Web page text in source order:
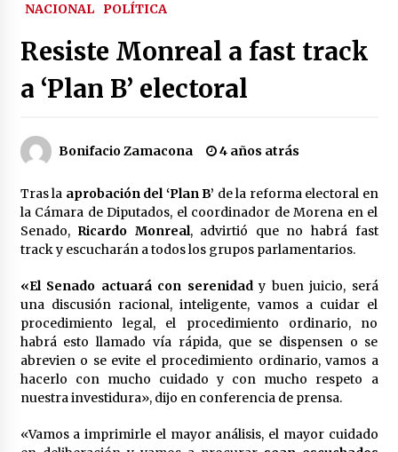
3 semanas atrás
Héctor Díaz-Polanco renuncia a la presidencia
3 semanas atrás
extremo en gran parte de México
Cae operador financiero del Cártel del Noreste
en Mérida; incautan 15 autos de lujo
3 semanas atrás
Detienen a funcionario por presunto homicidio
del periodista Josué Martínez
3 semanas atrás
CNTE anuncia paso gratuito en peajes de CDMX
y acciones en 20 estados
NACIONAL POLÍTICA
Resiste Monreal a fast track
a ‘Plan B’ electoral
Bonifacio Zamacona 4 años atrás
Tras la aprobación del ‘Plan B’ de la reforma electoral en
la Cámara de Diputados, el coordinador de Morena en el
Senado, Ricardo Monreal, advirtió que no habrá fast
track y escucharán a todos los grupos parlamentarios.
«El Senado actuará con serenidady buen juicio, será
una discusión racional, inteligente, vamos a cuidar el
procedimiento legal, el procedimiento ordinario, no
habrá esto llamado vía rápida, que se dispensen o se
abrevien o se evite el procedimiento ordinario, vamos a
hacerlo con mucho cuidado y con mucho respeto a
nuestra investidura», dijo en conferencia de prensa.
«Vamos a imprimirle el mayor análisis, el mayor cuidado